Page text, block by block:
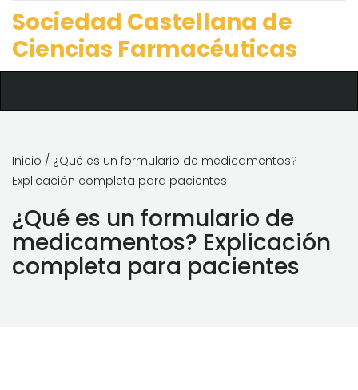
Sociedad Castellana de
Ciencias Farmacéuticas
Inicio / ¿Qué es un formulario de medicamentos?
Explicación completa para pacientes
¿Qué es un formulario de
medicamentos? Explicación
completa para pacientes